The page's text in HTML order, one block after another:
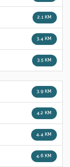
2.1 KM
3.4 KM
3.5 KM
3.9 KM
4.2 KM
4.4 KM
4.6 KM